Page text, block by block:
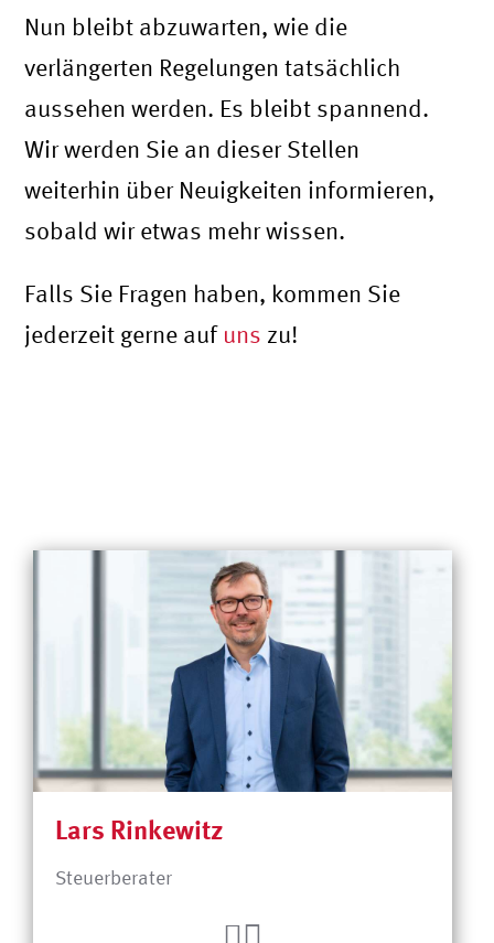
Nun bleibt abzuwarten, wie die
verlängerten Regelungen tatsächlich
aussehen werden. Es bleibt spannend.
Wir werden Sie an dieser Stellen
weiterhin über Neuigkeiten informieren,
sobald wir etwas mehr wissen.
Falls Sie Fragen haben, kommen Sie
jederzeit gerne auf uns zu!
Lars Rinkewitz
Steuerberater